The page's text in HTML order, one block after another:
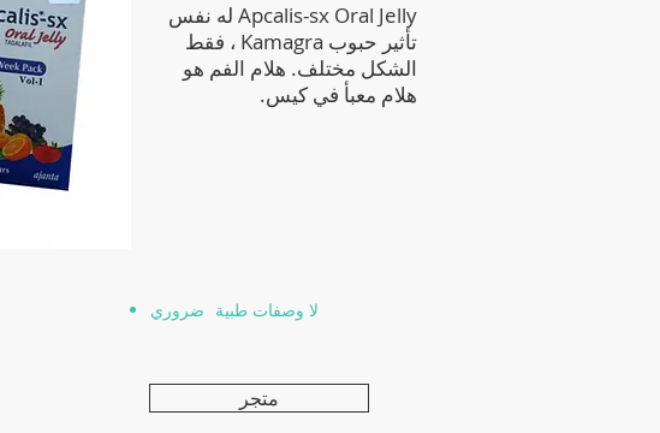
Apcalis-sx Oral Jelly له نفس
تأثير حبوب Kamagra ، فقط
الشكل مختلف. هلام الفم هو
هلام معبأ في كيس.
لا وصفات طبية ضروري
متجر